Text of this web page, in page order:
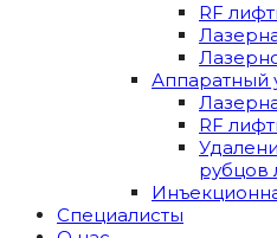
RF
Аппаратный
RF
рубцов
Специалисты